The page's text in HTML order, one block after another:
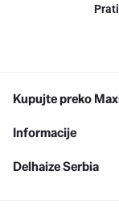
Kupujte preko
Informacije
Delhaize Serbia